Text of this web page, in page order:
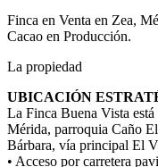
Finca en Venta en Zea,
Cacao en Producción.
La propiedad
UBICACIÓN
La Finca Buena Vista
Mérida, parroquia Caño
Bárbara, vía principal El
• Acceso por carretera